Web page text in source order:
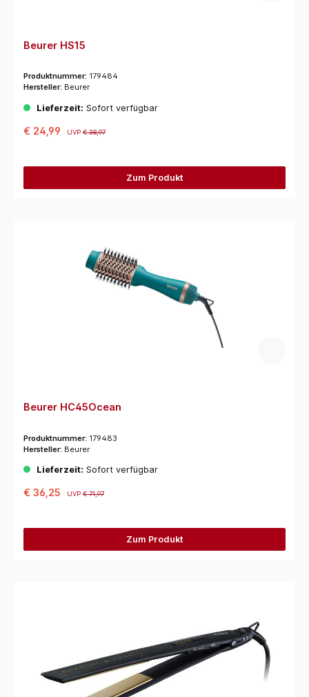
Beurer HS15
Produktnummer: 179484
Hersteller: Beurer
Lieferzeit: Sofort verfügbar
€ 24,99 UVP€ 38,97
Zum Produkt
Beurer HC45Ocean
Produktnummer: 179483
Hersteller: Beurer
Lieferzeit: Sofort verfügbar
€ 36,25 UVP€ 71,97
Zum Produkt